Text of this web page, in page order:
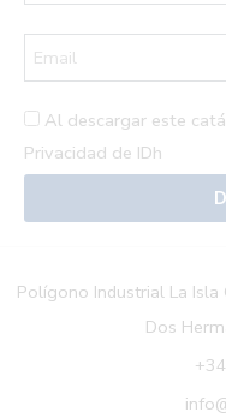
Al descargar este
Privacidad de IDh
Polígono Industrial La
Dos